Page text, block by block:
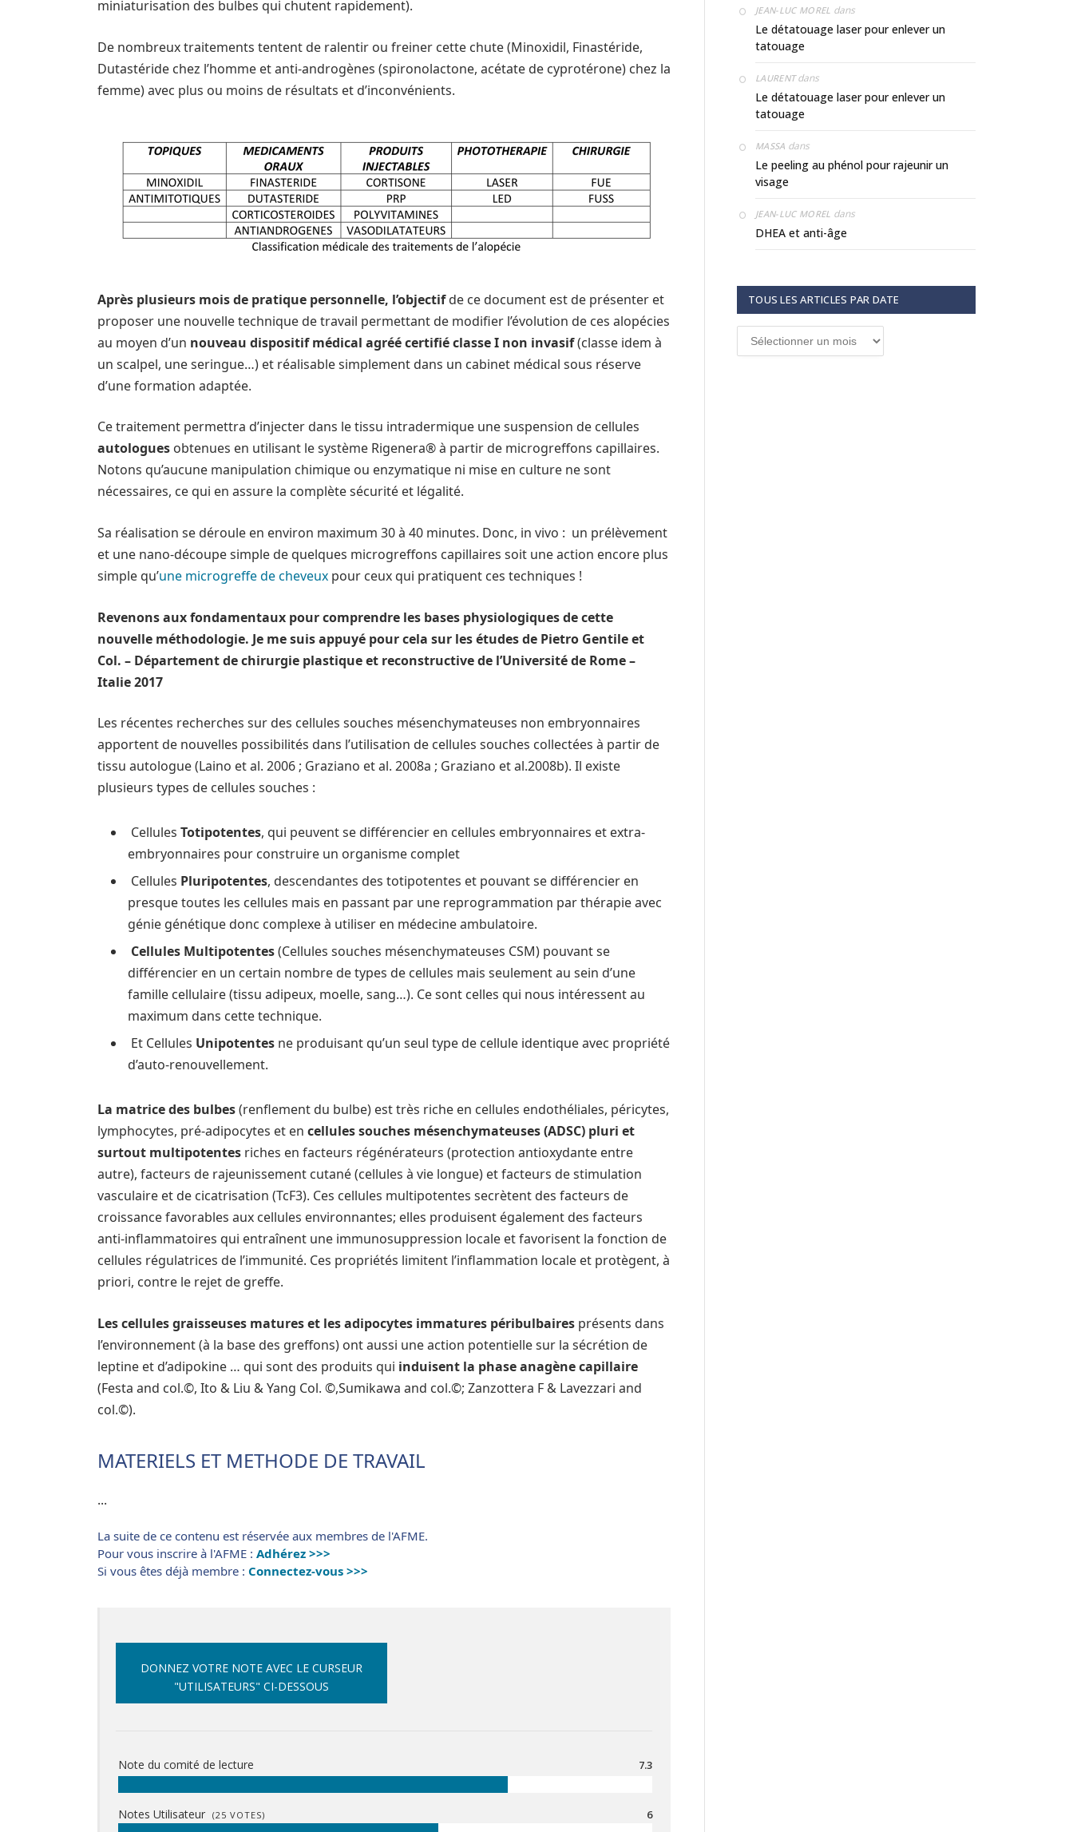
miniaturisation des bulbes qui chutent rapidement).
De nombreux traitements tentent de ralentir ou freiner cette chute (Minoxidil, Finastéride,
Dutastéride chez l’homme et anti-androgènes (spironolactone, acétate de cyprotérone) chez la
femme) avec plus ou moins de résultats et d’inconvénients.
Après plusieurs mois de pratique personnelle, l’objectifde ce document est de présenter et
proposer une nouvelle technique de travail permettant de modifier l’évolution de ces alopécies
au moyen d’un nouveau dispositif médical agréé certifié classe I non invasif(classe idem à
un scalpel, une seringue…) et réalisable simplement dans un cabinet médical sous réserve
d’une formation adaptée.
Ce traitement permettra d’injecter dans le tissu intradermique une suspension de cellules
autologues obtenues en utilisant le système Rigenera® à partir de microgreffons capillaires.
Notons qu’aucune manipulation chimique ou enzymatique ni mise en culture ne sont
nécessaires, ce qui en assure la complète sécurité et légalité.
Sa réalisation se déroule en environ maximum 30 à 40 minutes. Donc, in vivo : un prélèvement
et une nano-découpe simple de quelques microgreffons capillaires soit une action encore plus
simple qu’une microgreffe de cheveux pour ceux qui pratiquent ces techniques !
Revenons aux fondamentaux pour comprendre les bases physiologiques de cette
nouvelle méthodologie. Je me suis appuyé pour cela sur les études de Pietro Gentile et
Col. – Département de chirurgie plastique et reconstructive de l’Université de Rome –
Italie 2017
Les récentes recherches sur des cellules souches mésenchymateuses non embryonnaires
apportent de nouvelles possibilités dans l’utilisation de cellules souches collectées à partir de
tissu autologue (Laino et al. 2006 ; Graziano et al. 2008a ; Graziano et al.2008b). Il existe
plusieurs types de cellules souches :
Cellules Totipotentes, qui peuvent se différencier en cellules embryonnaires et extra-
embryonnaires pour construire un organisme complet
Cellules Pluripotentes, descendantes des totipotentes et pouvant se différencier en
presque toutes les cellules mais en passant par une reprogrammation par thérapie avec
génie génétique donc complexe à utiliser en médecine ambulatoire.
Cellules Multipotentes(Cellules souches mésenchymateuses CSM) pouvant se
différencier en un certain nombre de types de cellules mais seulement au sein d’une
famille cellulaire (tissu adipeux, moelle, sang…). Ce sont celles qui nous intéressent au
maximum dans cette technique.
Et Cellules Unipotentes ne produisant qu’un seul type de cellule identique avec propriété
d’auto-renouvellement.
La matrice des bulbes(renflement du bulbe) est très riche en cellules endothéliales, péricytes,
lymphocytes, pré-adipocytes et en cellules souches mésenchymateuses (ADSC) pluri et
surtout multipotentes riches en facteurs régénérateurs (protection antioxydante entre
autre), facteurs de rajeunissement cutané (cellules à vie longue) et facteurs de stimulation
vasculaire et de cicatrisation (TcF3). Ces cellules multipotentes secrètent des facteurs de
croissance favorables aux cellules environnantes; elles produisent également des facteurs
anti-inflammatoires qui entraînent une immunosuppression locale et favorisent la fonction de
cellules régulatrices de l’immunité. Ces propriétés limitent l’inflammation locale et protègent, à
priori, contre le rejet de greffe.
Les cellules graisseuses matures et les adipocytes immatures péribulbaires présents dans
l’environnement (à la base des greffons) ont aussi une action potentielle sur la sécrétion de
leptine et d’adipokine … qui sont des produits qui induisent la phase anagène capillaire
(Festa and col.©, Ito & Liu & Yang Col. ©,Sumikawa and col.©; Zanzottera F & Lavezzari and
col.©).
MATERIELS ET METHODE DE TRAVAIL
...
La suite de ce contenu est réservée aux membres de l'AFME.
Pour vous inscrire à l'AFME : Adhérez >>>
Si vous êtes déjà membre : Connectez-vous >>>
DONNEZ VOTRE NOTE AVEC LE CURSEUR
"UTILISATEURS" CI-DESSOUS
Note du comité de lecture 7.3
Notes Utilisateur (25 VOTES) 6
JEAN-LUC MOREL dans
Le détatouage laser pour enlever un
tatouage
LAURENTdans
Le détatouage laser pour enlever un
tatouage
MASSA dans
Le peeling au phénol pour rajeunir un
visage
JEAN-LUC MOREL dans
DHEA et anti-âge
TOUS LES ARTICLES PAR DATE
Tous